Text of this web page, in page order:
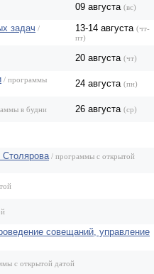
09 августа (вс)
задач /
13-14 августа (чт-
пт)
20 августа (чт)
/ программы
24 августа (пн)
в будни 26 августа (ср)
Столярова / программы с открытой
совещаний, управление
с открытой датой